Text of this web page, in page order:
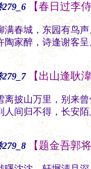
【春日过李
满春城，东园有鸟
陶家醉，诗逢谢客
【出山逢耿
离披山万里，别来
人间归不得，长安
【题金吾郭